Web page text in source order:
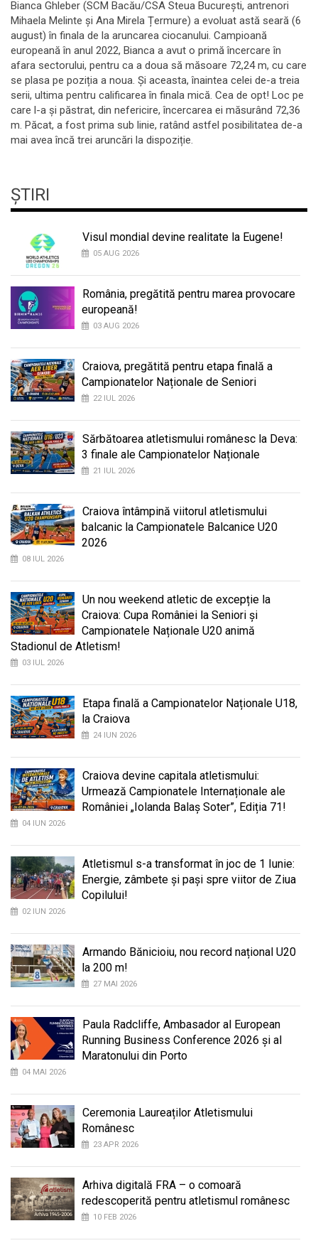
Bianca Ghleber (SCM Bacău/CSA Steua București, antrenori
Mihaela Melinte și Ana Mirela Țermure) a evoluat astă seară (6
august) în finala de la aruncarea ciocanului. Campioană
europeană în anul 2022, Bianca a avut o primă încercare în
afara sectorului, pentru ca a doua să măsoare 72,24 m, cu care
se plasa pe poziția a noua. Și aceasta, înaintea celei de-a treia
serii, ultima pentru calificarea în finala mică. Cea de opt! Loc pe
care l-a și păstrat, din nefericire, încercarea ei măsurând 72,36
m. Păcat, a fost prima sub linie, ratând astfel posibilitatea de-a
mai avea încă trei aruncări la dispoziție.
ȘTIRI
Visul mondial devine realitate la Eugene!
05 AUG 2026
România, pregătită pentru marea provocare
europeană!
03 AUG 2026
Craiova, pregătită pentru etapa finală a
Campionatelor Naționale de Seniori
22 IUL 2026
Sărbătoarea atletismului românesc la Deva:
3 finale ale Campionatelor Naționale
21 IUL 2026
Craiova întâmpină viitorul atletismului
balcanic la Campionatele Balcanice U20
2026
08 IUL 2026
Un nou weekend atletic de excepție la
Craiova: Cupa României la Seniori și
Campionatele Naționale U20 animă
Stadionul de Atletism!
03 IUL 2026
Etapa finală a Campionatelor Naționale U18,
la Craiova
24 IUN 2026
Craiova devine capitala atletismului:
Urmează Campionatele Internaționale ale
României „Iolanda Balaș Soter”, Ediția 71!
04 IUN 2026
Atletismul s-a transformat în joc de 1 Iunie:
Energie, zâmbete și pași spre viitor de Ziua
Copilului!
02 IUN 2026
Armando Bănicioiu, nou record național U20
la 200 m!
27 MAI 2026
Paula Radcliffe, Ambasador al European
Running Business Conference 2026 și al
Maratonului din Porto
04 MAI 2026
Ceremonia Laureaților Atletismului
Românesc
23 APR 2026
Arhiva digitală FRA – o comoară
redescoperită pentru atletismul românesc
10 FEB 2026